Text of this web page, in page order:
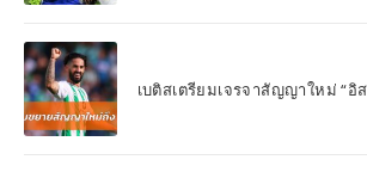
เบติสเตรียมเจรจาสัญญาใหม่ “อิ